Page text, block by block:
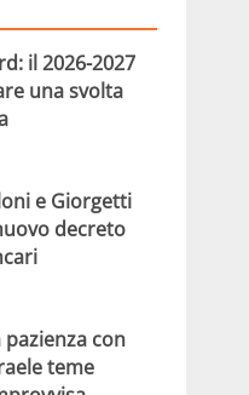
il 2026-2027
una svolta
e Giorgetti
decreto
con
teme